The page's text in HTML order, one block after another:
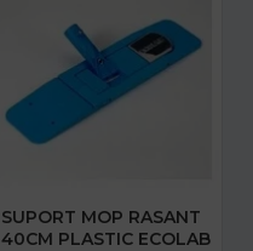
SUPORT MOP RASANT
40CM PLASTIC ECOLAB